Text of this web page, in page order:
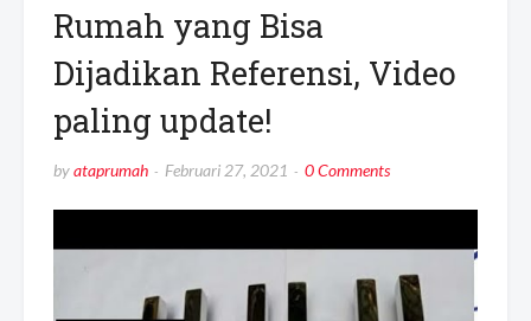
Rumah yang Bisa
Dijadikan Referensi, Video
paling update!
byataprumah Februari 27, 2021 0 Comments